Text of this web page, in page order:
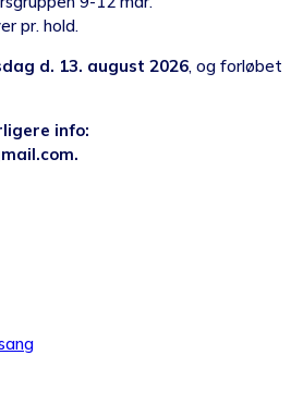
pr. hold.
d. 13. august 2026, og forløbet
info: